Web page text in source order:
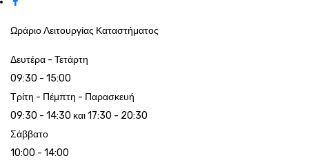
Ωράριο Λειτουργίας Καταστήματος
Δευτέρα - Τετάρτη
09:30 - 15:00
Τρίτη - Πέμπτη - Παρασκευή
09:30 - 14:30 και 17:30 - 20:30
Σάββατο
10:00 - 14:00